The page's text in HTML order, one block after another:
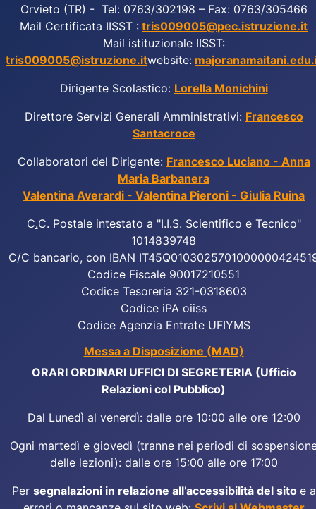
Orvieto (TR) - Tel: 0763/302198 – Fax: 0763/305466
Mail Certificata IISST : tris009005@pec.istruzione.it
Mail istituzionale IISST:
tris009005@istruzione.itwebsite:
Dirigente Scolastico: Lorella Monichini
Direttore Servizi Generali Amministrativi: Francesco
Santacroce
Collaboratori del Dirigente: Francesco Luciano - Anna
Maria Barbanera
Valentina Averardi - Valentina Pieroni - Giulia Ruina
C.C. Postale intestato a "I.I.S. Scientifico e Tecnico"
1014839748
C/C bancario, con IBAN
Codice Fiscale 90017210551
Codice Tesoreria 321-0318603
Codice iPA oiiss
Codice Agenzia Entrate UFIYMS
Messa a Disposizione (MAD)
ORARI ORDINARI UFFICI DI SEGRETERIA (Ufficio
Relazioni col Pubblico)
Dal Lunedì al venerdì: dalle ore 10:00 alle ore 12:00
Ogni martedì e giovedì (tranne nei periodi di
delle lezioni): dalle ore 15:00 alle ore 17:00
Per segnalazioni in relazione all’accessibilità del sito e a